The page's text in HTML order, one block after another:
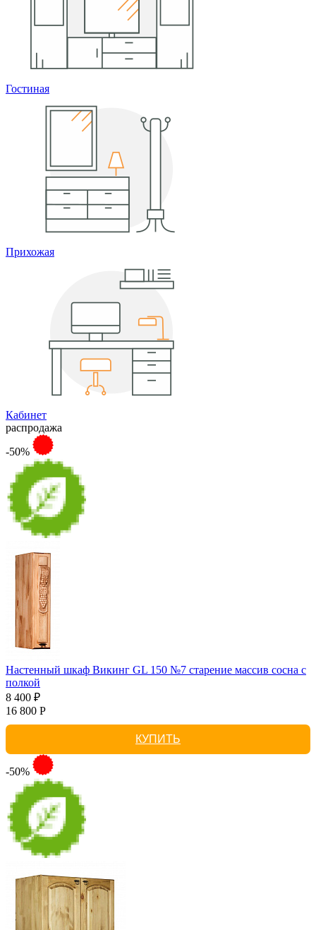
Гостиная
Прихожая
Кабинет
распродажа
-50%
Настенный шкаф Викинг GL 150 №7 старение массив сосна с
полкой
8 400 ₽
16 800 Р
КУПИТЬ
-50%